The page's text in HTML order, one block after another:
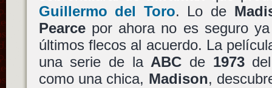
Guillermo del Toro. Lo de
Pearcepor ahora no es seguro
últimos flecos al acuerdo. La
una serie de la ABC de 1973del
como una chica, Madison,